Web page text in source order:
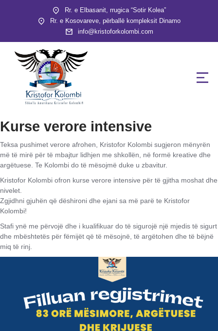
Rr. e Elbasanit, rrugica “Sotir Kolea”
Rr. e Kosovareve, përballë kompleksit Dinamo
info@kristoforkolombi.com
Kurse verore intensive
Teksa pushimet verore afrohen, Kristofor Kolombi sugjeron mënyrën
më të mirë për të mbajtur lidhjen me shkollën, në formë kreative dhe
argëtuese. Te Kolombi do të mësojmë duke u zbavitur.
Kristofor Kolombi ofron kurse verore intensive për të gjitha moshat dhe
nivelet.
Zgjidhni gjuhën që dëshironi dhe ejani sa më parë te Kristofor
Kolombi!
Stafi ynë me përvojë dhe i kualifikuar do të sigurojë një mjedis të sigurt
dhe mbështetës për fëmijët që të mësojnë, të argëtohen dhe të bëjnë
miq të rinj.